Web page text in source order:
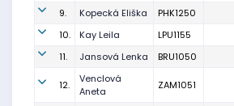
9. Kopecká Eliška PHK1250
10.
Kay Leila LPU1155
11.
Jansová Lenka BRU1050
12.
Venclová
Aneta
ZAM1051